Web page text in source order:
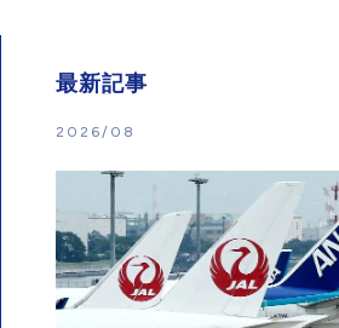
最新記事
2026/08